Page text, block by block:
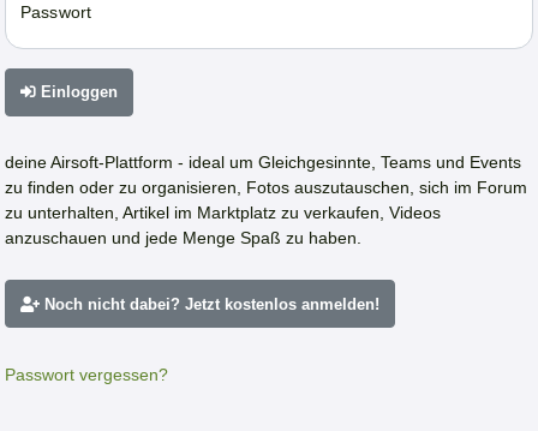
Passwort
Einloggen
deine Airsoft-Plattform - ideal um Gleichgesinnte, Teams und Events
zu finden oder zu organisieren, Fotos auszutauschen, sich im Forum
zu unterhalten, Artikel im Marktplatz zu verkaufen, Videos
anzuschauen und jede Menge Spaß zu haben.
Noch nicht dabei? Jetzt kostenlos anmelden!
Passwort vergessen?